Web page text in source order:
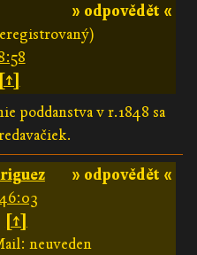
» odpovědět «
[↑]
poddanstva v r.1848 sa
» odpovědět «
[↑]
neuveden